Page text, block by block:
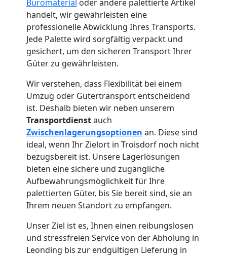
Büromaterial oder andere palettierte Artikel
handelt, wir gewährleisten eine
professionelle Abwicklung Ihres Transports.
Jede Palette wird sorgfältig verpackt und
gesichert, um den sicheren Transport Ihrer
Güter zu gewährleisten.
Wir verstehen, dass Flexibilität bei einem
Umzug oder Gütertransport entscheidend
ist. Deshalb bieten wir neben unserem
Transportdienstauch
Zwischenlagerungsoptionen an. Diese sind
ideal, wenn Ihr Zielort in Troisdorf noch nicht
bezugsbereit ist. Unsere Lagerlösungen
bieten eine sichere und zugängliche
Aufbewahrungsmöglichkeit für Ihre
palettierten Güter, bis Sie bereit sind, sie an
Ihrem neuen Standort zu empfangen.
Unser Ziel ist es, Ihnen einen reibungslosen
und stressfreien Service von der Abholung in
Leonding bis zur endgültigen Lieferung in